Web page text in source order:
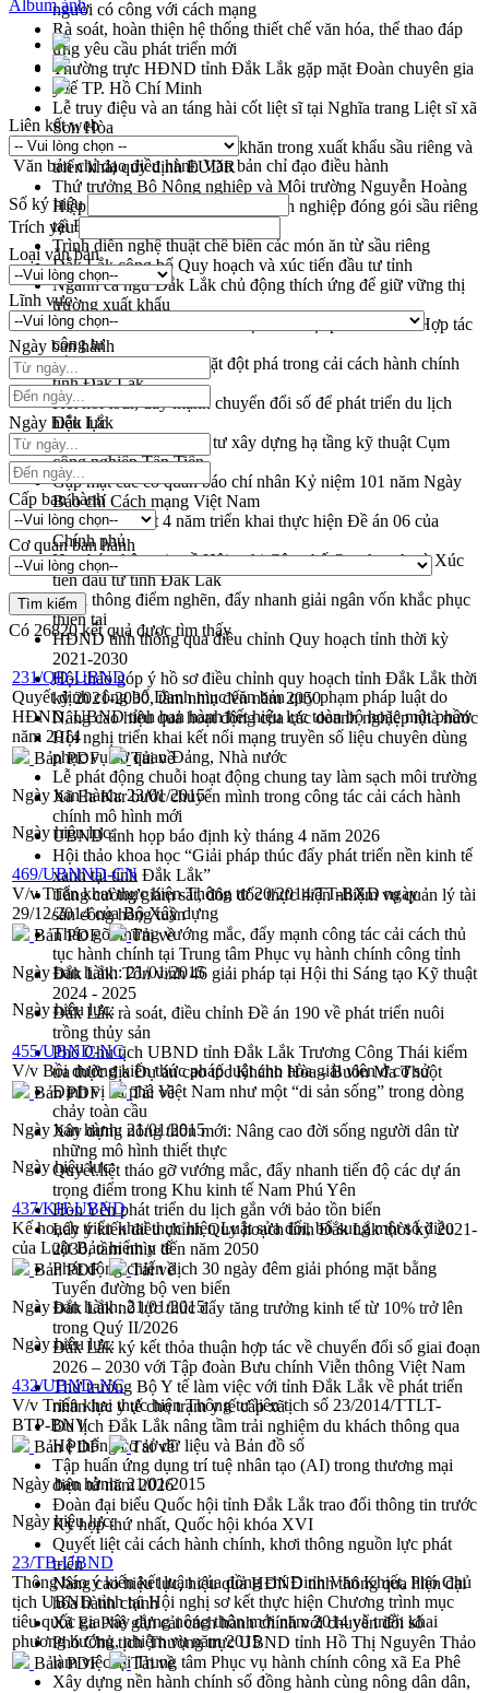
người có công với cách mạng
Rà soát, hoàn thiện hệ thống thiết chế văn hóa, thể thao đáp
ứng yêu cầu phát triển mới
Thường trực HĐND tỉnh Đắk Lắk gặp mặt Đoàn chuyên gia
y tế TP. Hồ Chí Minh
Lễ truy điệu và an táng hài cốt liệt sĩ tại Nghĩa trang Liệt sĩ xã
Sơn Hòa
Bàn giải pháp tháo gỡ khó khăn trong xuất khẩu sầu riêng và
triển khai quy định EUDR
Thứ trưởng Bộ Nông nghiệp và Môi trường Nguyễn Hoàng
Hiệp khảo sát vùng trồng và doanh nghiệp đóng gói sầu riêng
tại Đắk Lắk
Trình diễn nghệ thuật chế biến các món ăn từ sầu riêng
Đắk Lắk công bố Quy hoạch và xúc tiến đầu tư tỉnh
Ngành cá ngừ Đắk Lắk chủ động thích ứng để giữ vững thị
trường xuất khẩu
Diễn đàn Kinh tế tư nhân Việt Nam đột phá cơ chế - Hợp tác
công tư
Đề án 06 tạo bước ngoặt đột phá trong cải cách hành chính
tỉnh Đắk Lắk
Kết nối tour, đẩy mạnh chuyển đổi số để phát triển du lịch
Đắk Lắk
Khởi động Dự án Đầu tư xây dựng hạ tầng kỹ thuật Cụm
công nghiệp Tân Tiến
Gặp mặt các cơ quan báo chí nhân Kỷ niệm 101 năm Ngày
Báo chí Cách mạng Việt Nam
Đắk Lắk sơ kết 4 năm triển khai thực hiện Đề án 06 của
Chính phủ
Họp báo thông tin về Hội nghị Công bố Quy hoạch và Xúc
tiến đầu tư tỉnh Đắk Lắk
Khơi thông điểm nghẽn, đẩy nhanh giải ngân vốn khắc phục
thiên tai
HĐND tỉnh thông qua điều chỉnh Quy hoạch tỉnh thời kỳ
2021-2030
Hội thảo góp ý hồ sơ điều chỉnh quy hoạch tỉnh Đắk Lắk thời
kỳ 2021-2030, tầm nhìn đến năm 2050
Nâng cao hiệu quả hoạt động của các doanh nghiệp nhà nước
Hội nghị triển khai kết nối mạng truyền số liệu chuyên dùng
phục vụ cơ quan Đảng, Nhà nước
Lễ phát động chuỗi hoạt động chung tay làm sạch môi trường
Xã Ea Kar bước chuyển mình trong công tác cải cách hành
chính mô hình mới
UBND tỉnh họp báo định kỳ tháng 4 năm 2026
Hội thảo khoa học “Giải pháp thúc đẩy phát triển nền kinh tế
xanh tại tỉnh Đắk Lắk”
Tăng cường giám sát, đôn đốc thực hiện nhiệm vụ quản lý tài
sản công hàng tuần
Tháo gỡ những vướng mắc, đẩy mạnh công tác cải cách thủ
tục hành chính tại Trung tâm Phục vụ hành chính công tỉnh
Đắk Lắk: Tôn vinh 46 giải pháp tại Hội thi Sáng tạo Kỹ thuật
2024 - 2025
Đắk Lắk rà soát, điều chỉnh Đề án 190 về phát triển nuôi
trồng thủy sản
Phó Chủ tịch UBND tỉnh Đắk Lắk Trương Công Thái kiểm
tra thực địa Dự án cao tốc Khánh Hòa - Buôn Ma Thuột
Định vị cà phê Việt Nam như một “di sản sống” trong dòng
chảy toàn cầu
Xây dựng nông thôn mới: Nâng cao đời sống người dân từ
những mô hình thiết thực
Quyết liệt tháo gỡ vướng mắc, đẩy nhanh tiến độ các dự án
trọng điểm trong Khu kinh tế Nam Phú Yên
Hòn Yến phát triển du lịch gắn với bảo tồn biển
Lấy ý kiến điều chỉnh Quy hoạch tỉnh Đắk Lắk thời kỳ 2021-
2030, tầm nhìn đến năm 2050
Phát động chiến dịch 30 ngày đêm giải phóng mặt bằng
Tuyến đường bộ ven biển
Đắk Lắk nỗ lực thúc đẩy tăng trưởng kinh tế từ 10% trở lên
trong Quý II/2026
Đắk Lắk ký kết thỏa thuận hợp tác về chuyển đổi số giai đoạn
2026 – 2030 với Tập đoàn Bưu chính Viễn thông Việt Nam
Thứ trưởng Bộ Y tế làm việc với tỉnh Đắk Lắk về phát triển
nhân lực y tế cho trạm y tế cấp xã
Du lịch Đắk Lắk nâng tầm trải nghiệm du khách thông qua
Hệ thống cơ sở dữ liệu và Bản đồ số
Tập huấn ứng dụng trí tuệ nhân tạo (AI) trong thương mại
điện tử năm 2026
Đoàn đại biểu Quốc hội tỉnh Đắk Lắk trao đổi thông tin trước
Kỳ họp thứ nhất, Quốc hội khóa XVI
Quyết liệt cải cách hành chính, khơi thông nguồn lực phát
triển
Nâng cao hiệu lực, hiệu quả HĐND tỉnh thông qua hiện đại
hóa hành chính
Xã Ea Phê gắn cải cách hành chính với chuyển đổi số
Phó Chủ tịch Thường trực UBND tỉnh Hồ Thị Nguyên Thảo
làm việc tại Trung tâm Phục vụ hành chính công xã Ea Phê
Xây dựng nền hành chính số đồng hành cùng nông dân dân,
Album ảnh
Liên kết web
Văn bản chỉ đạo điều hành Văn bản chỉ đạo điều hành
Số ký hiệu
Trích yếu
Loại văn bản
Lĩnh vực
Ngày ban hành
Ngày hiệu lực
Cấp ban hành
Cơ quan ban hành
Có 26820kết quả được tìm thấy
231/QĐ-UBND
Quyết định công bố Danh mục văn bản quy phạm pháp luật do
HĐND, UBND tỉnh ban hành hết hiệu lực toàn bộ hoặc một phần
năm 2014
Bản PDF
Tải về
Ngày ban hành:23/01/2015
Ngày hiệu lực:
469/UBNND-CN
V/v Triển khai thực hiện Thông tư 20/2014/TT-BXD ngày
29/12/2014 của Bộ Xây dựng
Bản PDF
Tải về
Ngày ban hành:21/01/2015
Ngày hiệu lực:
455/UBND-NC
V/v Bồi dưỡng kiến thức pháp luật cho hòa giải viên ở cơ sở
Bản PDF
Tải về
Ngày ban hành: 21/01/2015
Ngày hiệu lực:
437/KH-UBND
Kế hoạch triển khai thực hiện Luật sửa đổi, bổ sung một số điều
của Luật Bảo hiểm y tế
Bản PDF
Tải về
Ngày ban hành:21/01/2015
Ngày hiệu lực:
432/UBND-NC
V/v Triển khai thực hiện Thông tư liên tịch số 23/2014/TTLT-
BTP-BNV
Bản PDF
Tải về
Ngày ban hành:21/01/2015
Ngày hiệu lực:
23/TB-UBND
Thông báo ý kiến kết luận của đồng chí Đinh Văn Khiết, Phó Chủ
tịch UBND tỉnh tại Hội nghị sơ kết thực hiện Chương trình mục
tiêu quốc gia xây dựng nông thôn mới năm 2014 và triển khai
phương hướng, nhiệm vụ năm 2015
Bản PDF
Tải về